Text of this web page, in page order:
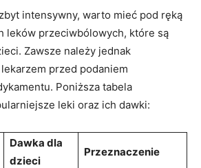
intensywny, warto​ mieć pod ręką
leków przeciwbólowych, które są
Zawsze należy jednak
przed⁣ podaniem
Poniższa tabela
leki oraz ich dawki:
Dawka dla⁣
dzieci
Przeznaczenie